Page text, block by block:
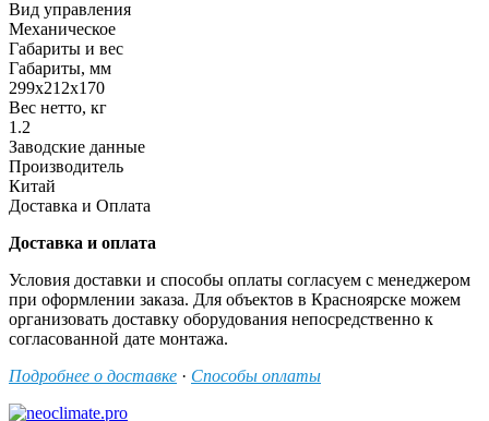
Вид управления
Механическое
Габариты и вес
Габариты, мм
299х212х170
Вес нетто, кг
1.2
Заводские данные
Производитель
Китай
Доставка и Оплата
Доставка и оплата
Условия доставки и способы оплаты согласуем с менеджером
при оформлении заказа. Для объектов в Красноярске можем
организовать доставку оборудования непосредственно к
согласованной дате монтажа.
Подробнее о доставке · Способы оплаты